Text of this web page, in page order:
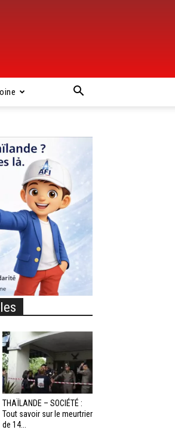
THAÏLANDE – SOCIÉTÉ :
Tout savoir sur le meurtrier
de 14...